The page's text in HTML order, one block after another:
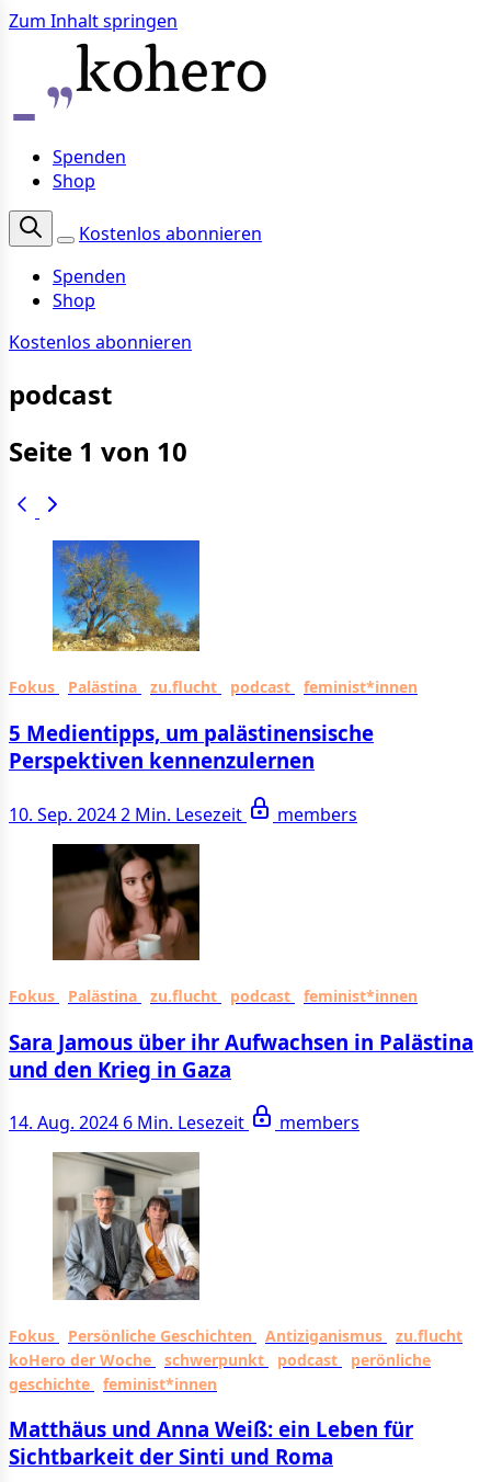
Zum Inhalt springen
Spenden
Shop
Kostenlos abonnieren
Spenden
Shop
Kostenlos abonnieren
podcast
Seite 1 von 10
Fokus Palästina zu.flucht podcast feminist*innen
5 Medientipps, um palästinensische
Perspektiven kennenzulernen
10. Sep. 20242 Min. Lesezeit members
Fokus Palästina zu.flucht podcast feminist*innen
Sara Jamous über ihr Aufwachsen in Palästina
und den Krieg in Gaza
14. Aug. 2024 6 Min. Lesezeit members
Fokus Persönliche Geschichten Antiziganismus
zu.flucht
koHero der Woche
schwerpunkt podcast
perönliche
geschichte
feminist*innen
Matthäus und Anna Weiß: ein Leben für
Sichtbarkeit der Sinti und Roma